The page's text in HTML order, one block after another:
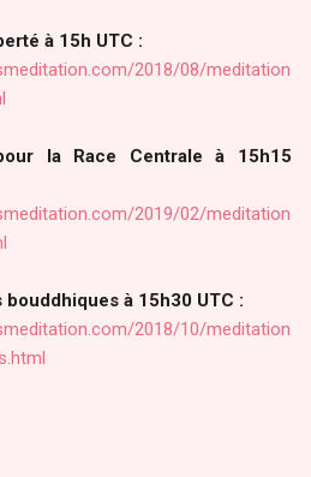
à 15h UTC :
2018/08/meditation
la Race Centrale à 15h15
2019/02/meditation
à 15h30 UTC :
2018/10/meditation